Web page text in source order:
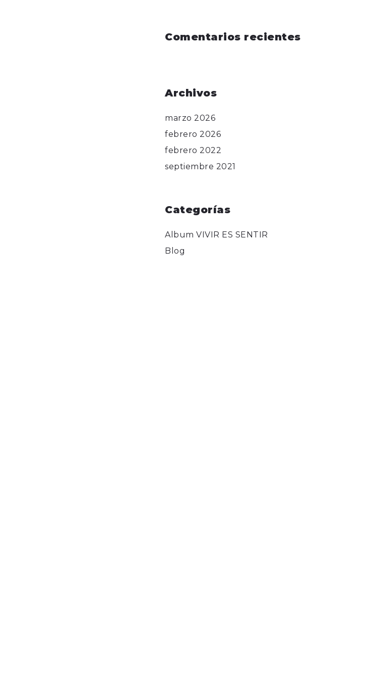
Comentarios recientes
Archivos
marzo 2026
febrero 2026
febrero 2022
septiembre 2021
Categorías
Album VIVIR ES SENTIR
Blog